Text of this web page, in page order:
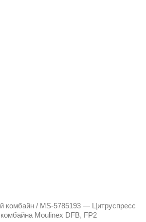
комбайн / MS-5785193 — Цитруспресс
Moulinex DFB, FP2